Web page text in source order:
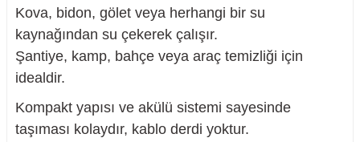
Kova, bidon, gölet veya herhangi bir su
kaynağından su çekerek çalışır.
Şantiye, kamp, bahçe veya araç temizliği için
idealdir.
Kompakt yapısı ve akülü sistemi sayesinde
taşıması kolaydır, kablo derdi yoktur.